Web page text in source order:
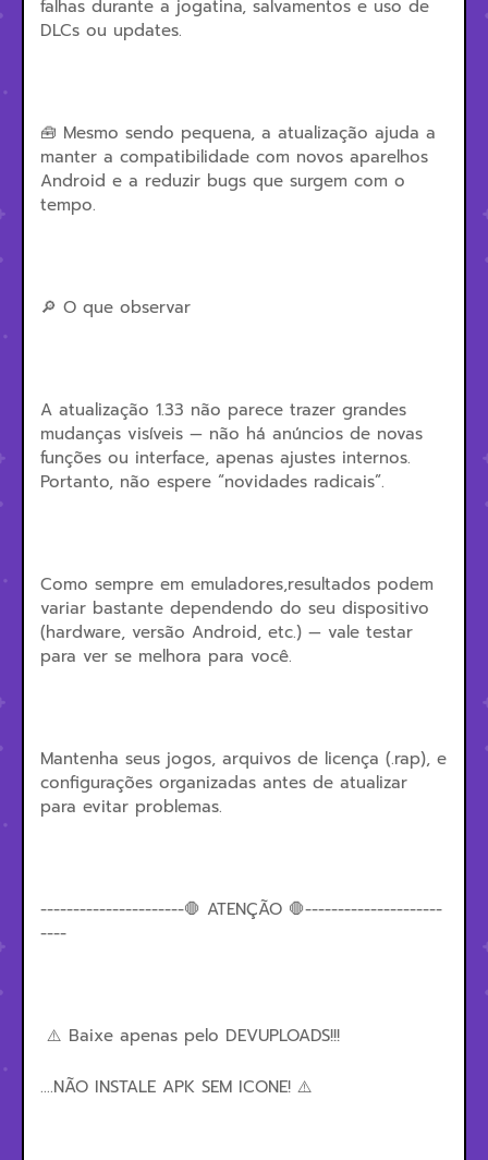
falhas durante a jogatina, salvamentos e uso de
DLCs ou updates.
🧰 Mesmo sendo pequena, a atualização ajuda a
manter a compatibilidade com novos aparelhos
Android e a reduzir bugs que surgem com o
tempo.
🔎 O que observar
A atualização 1.33 não parece trazer grandes
mudanças visíveis — não há anúncios de novas
funções ou interface, apenas ajustes internos.
Portanto, não espere “novidades radicais”.
Como sempre em emuladores,resultados podem
variar bastante dependendo do seu dispositivo
(hardware, versão Android, etc.) — vale testar
para ver se melhora para você.
Mantenha seus jogos, arquivos de licença (.rap), e
configurações organizadas antes de atualizar
para evitar problemas.
----------------------🛑 ATENÇÃO 🛑---------------------
----
⚠️ Baixe apenas pelo DEVUPLOADS!!!
....NÃO INSTALE APK SEM ICONE! ⚠️